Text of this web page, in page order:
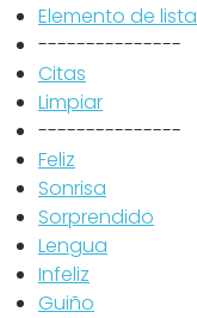
Elemento de lista
---------------
Citas
Limpiar
---------------
Feliz
Sonrisa
Sorprendido
Lengua
Infeliz
Guiño